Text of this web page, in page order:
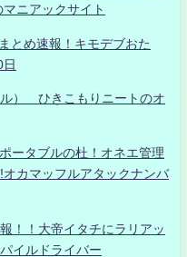
ニアックサイト
とめ速報！キモデブおた
日
） ひきこもりニートのオ
ータブルの杜！オネエ管理
カマッフルアタックナンバ
！！大帝イタチにラリアッ
イルドライバー